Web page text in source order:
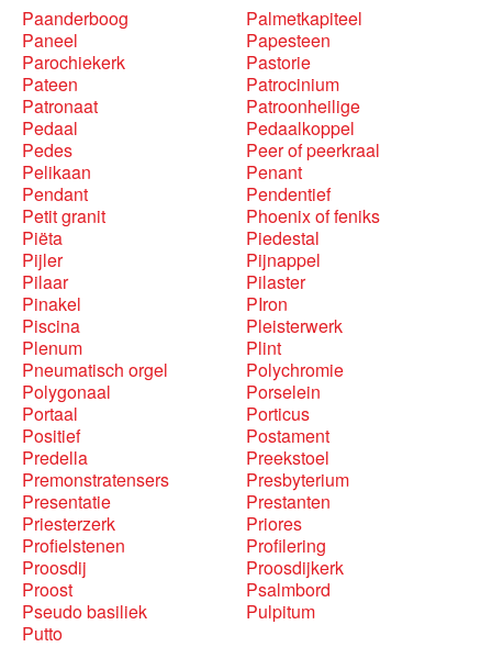
Paanderboog
Palmetkapiteel
Paneel
Papesteen
Parochiekerk
Pastorie
Pateen
Patrocinium
Patronaat
Patroonheilige
Pedaal
Pedaalkoppel
Pedes
Peer of peerkraal
Pelikaan
Penant
Pendant
Pendentief
Petit granit
Phoenix of feniks
Piëta
Piedestal
Pijler
Pijnappel
Pilaar
Pilaster
Pinakel
PIron
Piscina
Pleisterwerk
Plenum
Plint
Pneumatisch orgel
Polychromie
Polygonaal
Porselein
Portaal
Porticus
Positief
Postament
Predella
Preekstoel
Premonstratensers
Presbyterium
Presentatie
Prestanten
Priesterzerk
Priores
Profielstenen
Profilering
Proosdij
Proosdijkerk
Proost
Psalmbord
Pseudo basiliek
Pulpitum
Putto